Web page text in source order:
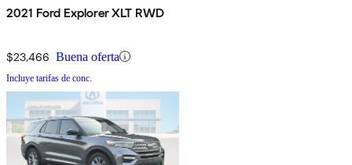
2021 Ford Explorer XLT RWD
$23,466 Buena oferta
Incluye tarifas de conc.